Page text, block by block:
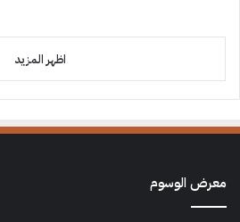
اظهر المزيد
معرض الوسوم